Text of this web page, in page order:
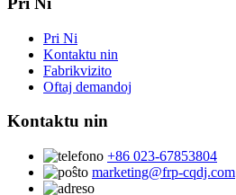
Pri Ni
Kontaktu nin
Fabrikvizito
Oftaj demandoj
Kontaktu nin
+86 023-67853804
marketing@frp-cqdj.com